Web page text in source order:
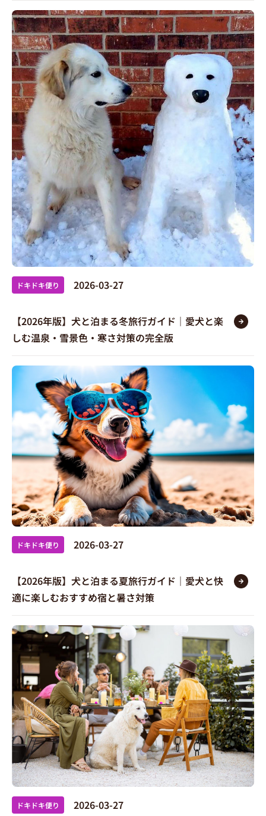
ドキドキ便り 2026-03-27
【2026年版】犬と泊まる冬旅行ガイド｜愛犬と楽
しむ温泉・雪景色・寒さ対策の完全版
ドキドキ便り 2026-03-27
【2026年版】犬と泊まる夏旅行ガイド｜愛犬と快
適に楽しむおすすめ宿と暑さ対策
ドキドキ便り 2026-03-27